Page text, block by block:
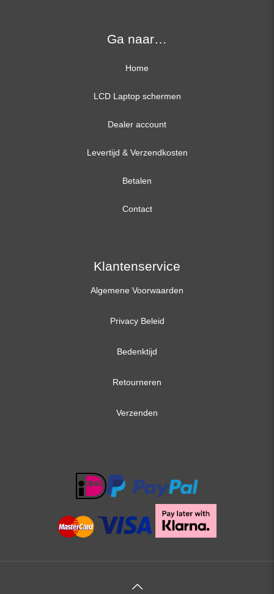
Ga naar…
Home
LCD Laptop schermen
13,3 inch
14,0 inch
15,6 inch
17,3 inch
Dealer account
Levertijd & Verzendkosten
Betalen
Contact
Klantenservice
Algemene Voorwaarden
Privacy Beleid
Bedenktijd
Retourneren
Verzenden